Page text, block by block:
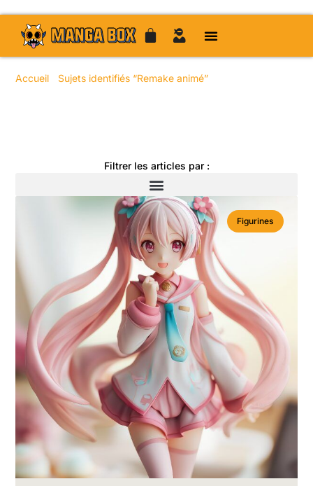
Accueil Sujets identifiés “Remake animé”
Filtrer les articles par :
Figurines